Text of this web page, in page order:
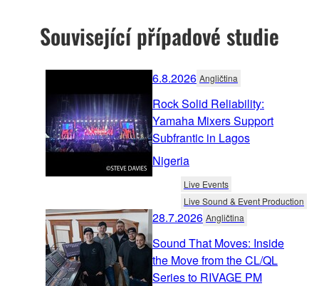
Související případové studie
6.8.2026 Angličtina
Rock Solid Reliability:
Yamaha Mixers Support
Subfrantic in Lagos
Nigeria
Live Events
Live Sound & Event Production
28.7.2026 Angličtina
Sound That Moves: Inside
the Move from the CL/QL
Series to RIVAGE PM